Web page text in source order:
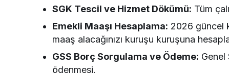
SGK Tescil ve Hizmet Dökümü: Tüm
Emekli Maaşı Hesaplama: 2026 güncel
maaş alacağınızı kuruşu kuruşuna
GSS Borç Sorgulama ve Ödeme: Genel
ödenmesi.